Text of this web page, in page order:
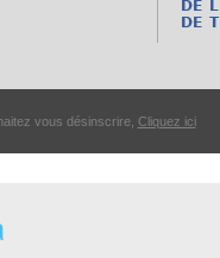
vous désinscrire, Cliquez ici